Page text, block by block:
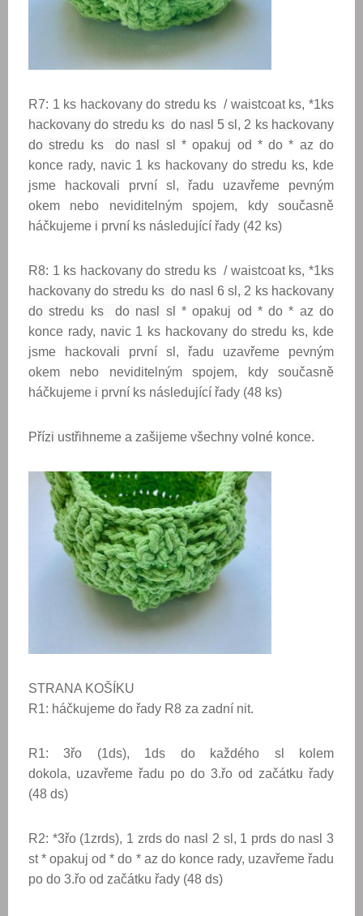
R7: 1 ks hackovany do stredu ks / waistcoat ks, *1ks
hackovany do stredu ks do nasl 5 sl, 2 ks hackovany
do stredu ks do nasl sl
* opakuj od * do * az do
konce rady, navic 1 ks hackovany do stredu ks, kde
jsme hackovali první sl, řadu uzavřeme pevným
okem nebo neviditelným spojem, kdy současně
háčkujeme i první ks následující řady (42 ks)
R8: 1 ks hackovany do stredu ks / waistcoatks,*1ks
hackovany do stredu ks do nasl 6 sl, 2 ks hackovany
do stredu ks do nasl sl
* opakuj od * do * az do
konce rady, navic 1 ks hackovany do stredu ks, kde
jsme hackovali první sl, řadu uzavřeme pevným
okem nebo neviditelným spojem, kdy současně
háčkujeme i první ks následující řady (48 ks)
Přízi ustřihneme a zašijeme všechny volné konce.
STRANA KOŠÍKU
R1: háčkujeme do řady R8 za zadní nit.
R1: 3řo (1ds), 1ds do každého sl kolem
dokola, uzavřeme řadu po do 3.řo od začátku řady
(48 ds)
R2: *3řo (1zrds), 1 zrds do nasl 2 sl, 1 prds do nasl 3
st * opakuj od * do * az do konce rady, uzavřeme řadu
po do 3.řo od začátku řady (48 ds)